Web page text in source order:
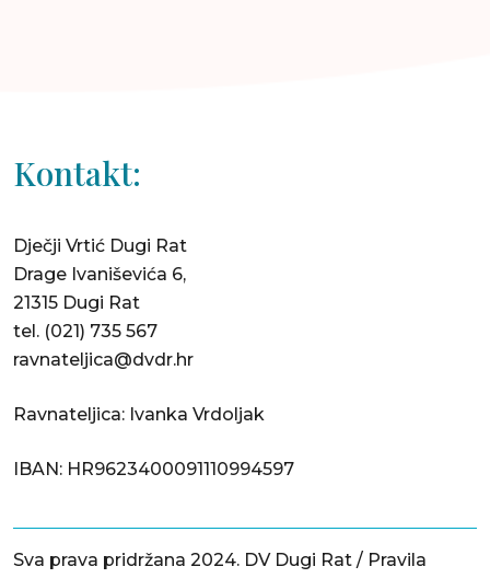
Kontakt:
Dječji Vrtić Dugi Rat
Drage Ivaniševića 6,
21315 Dugi Rat
tel. (021) 735 567
ravnateljica@dvdr.hr
Ravnateljica: Ivanka Vrdoljak
IBAN: HR9623400091110994597
Sva prava pridržana 2024. DV Dugi Rat / Pravila